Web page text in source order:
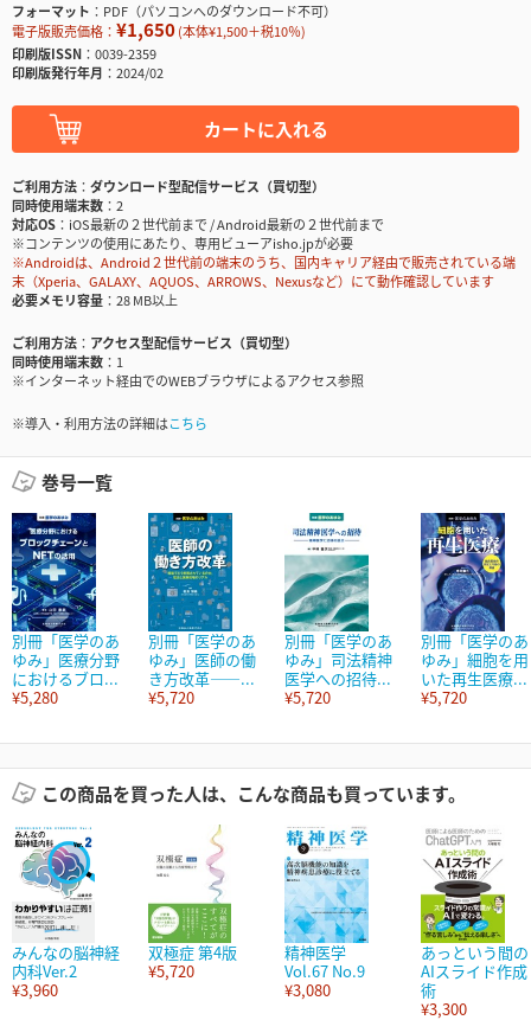
フォーマット
PDF（パソコンへのダウンロード不可）
電子版販売価格： ¥1,650(本体¥1,500＋税10％)
印刷版ISSN
0039-2359
印刷版発行年月
2024/02
カートに入れる
ご利用方法
ダウンロード型配信サービス（買切型）
同時使用端末数
2
対応OS
iOS最新の２世代前まで / Android最新の２世代前まで
※コンテンツの使用にあたり、専用ビューアisho.jpが必要
※Androidは、Android２世代前の端末のうち、国内キャリア経由で販売されている端
末（Xperia、GALAXY、AQUOS、ARROWS、Nexusなど）にて動作確認しています
必要メモリ容量
28 MB以上
ご利用方法
アクセス型配信サービス（買切型）
同時使用端末数
1
※インターネット経由でのWEBブラウザによるアクセス参照
※導入・利用方法の詳細はこちら
巻号一覧
別冊「医学のあ
ゆみ」医療分野
におけるブロ...
¥5,280
別冊「医学のあ
ゆみ」医師の働
き方改革――...
¥5,720
別冊「医学のあ
ゆみ」司法精神
医学への招待...
¥5,720
別冊「医学のあ
ゆみ」細胞を用
いた再生医療...
¥5,720
この商品を買った人は、こんな商品も買っています。
みんなの脳神経
内科Ver.2
¥3,960
双極症 第4版
¥5,720
精神医学
Vol.67 No.9
¥3,080
あっという間の
AIスライド作成
術
¥3,300